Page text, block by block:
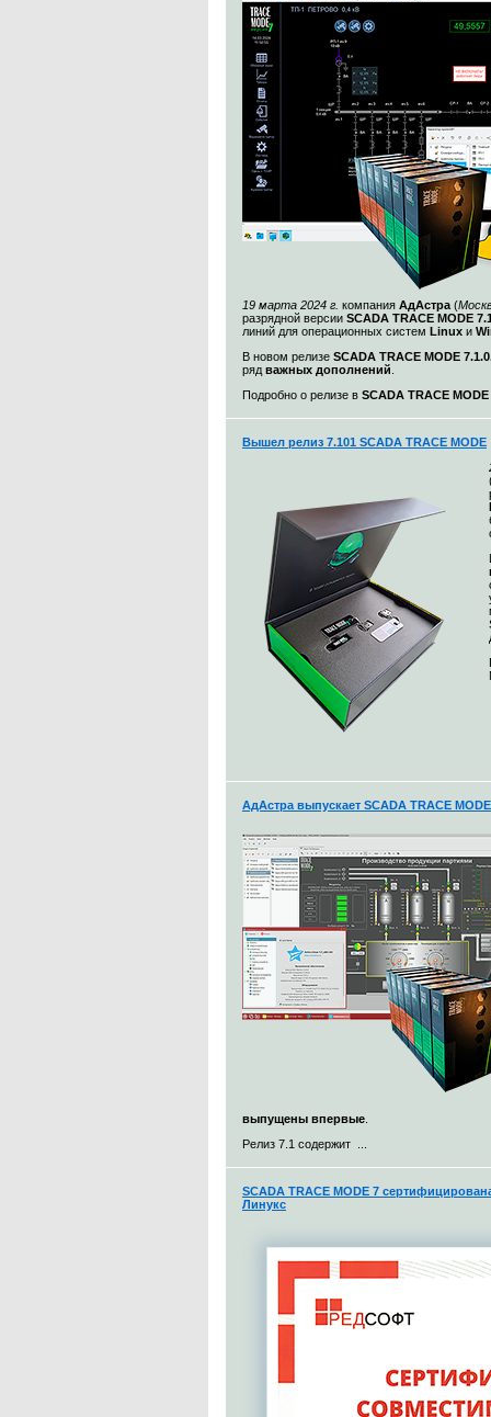
19 марта 2024 г. компания АдАстра (
разрядной версии SCADA TRACE MODE
линий для операционных систем Linux и
В новом релизе SCADA TRACE MODE
ряд важных дополнений
Подробно о релизе в SCADA TRACE MODE
Вышел релиз 7.101 SCADA TRACE MODE
АдАстра выпускает SCADA TRACE
выпущены впервые
Релиз 7.1 содержит ...
SCADA TRACE MODE 7
Линукс